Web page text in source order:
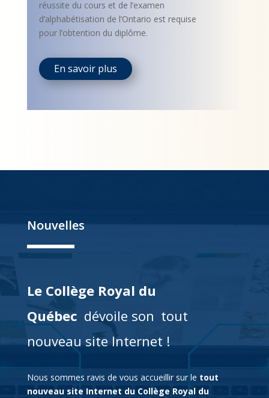
réussite du cours et de l’examen
d’alphabétisation de l’Ontario est requise
pour l’obtention du diplôme.
En savoir plus
Nouvelles
Le Collège Royal du
Québec dévoile son tout
nouveau site Internet !
Nous sommes ravis de vous accueillir sur le tout
nouveau site Internet du Collège Royal du